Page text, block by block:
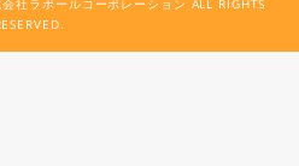
社ラポールコーポレーション ALL RIGHTS